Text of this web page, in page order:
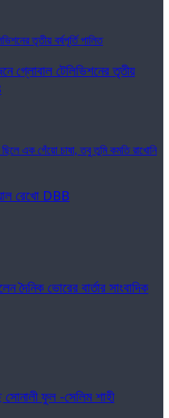
গ্লোবাল টেলিভিশনের তৃতীয়
রেখো DBB
দৈনিক ভোরের বার্তার সাংবাদিক
ফুল -সেলিম শাহী